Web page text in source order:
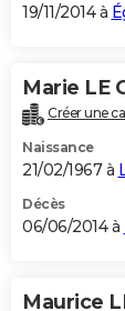
19/11/2014 à
Marie LE
Créer une
Naissance
21/02/1967 à
Décès
06/06/2014 à
Maurice